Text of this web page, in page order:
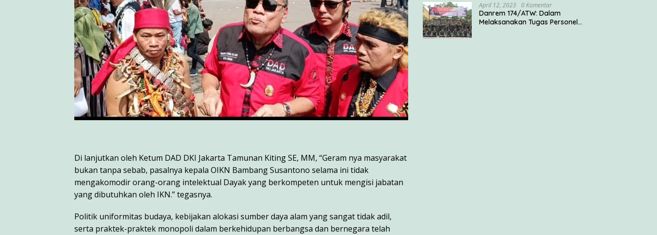
Di lanjutkan oleh Ketum DAD DKI Jakarta Tamunan Kiting SE, MM, “Geram nya masyarakat
bukan tanpa sebab, pasalnya kepala OIKN Bambang Susantono selama ini tidak
mengakomodir orang-orang intelektual Dayak yang berkompeten untuk mengisi jabatan
yang dibutuhkan oleh IKN.” tegasnya.
Politik uniformitas budaya, kebijakan alokasi sumber daya alam yang sangat tidak adil,
serta praktek-praktek monopoli dalam berkehidupan berbangsa dan bernegara telah
April 12, 2023 0 Komentar
Danrem 174/ATW: Dalam
Melaksanakan Tugas Personel